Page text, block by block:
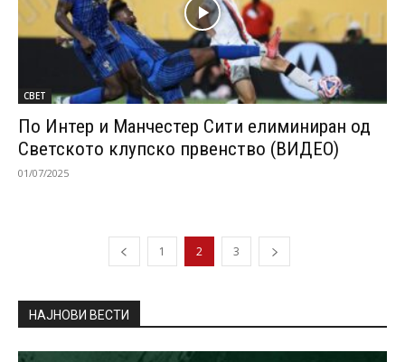
СВЕТ
По Интер и Манчестер Сити елиминиран од
Светското клупско првенство (ВИДЕО)
01/07/2025
1 2 3
НАЈНОВИ ВЕСТИ